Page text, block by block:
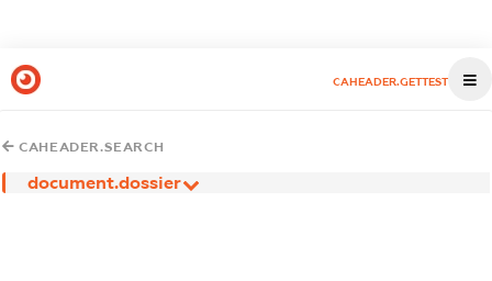
CAHEADER.GETTEST
CAHEADER.SEARCH
document.dossier